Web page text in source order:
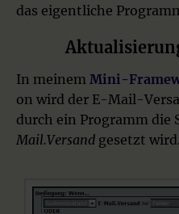
das eigentliche
In meinem Mini-
on wird der E-Mail-
durch ein Programm die
Mail.Versand gesetzt wird.